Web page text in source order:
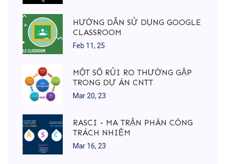
HƯỚNG DẪN SỬ DỤNG GOOGLE
CLASSROOM
Feb 11, 25
MỘT SỐ RỦI RO THƯỜNG GẶP
TRONG DỰ ÁN CNTT
Mar 20, 23
RASCI - MA TRẬN PHÂN CÔNG
TRÁCH NHIỆM
Mar 16, 23